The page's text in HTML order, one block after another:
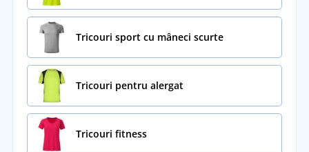
Tricouri sport cu mâneci scurte
Tricouri pentru alergat
Tricouri fitness